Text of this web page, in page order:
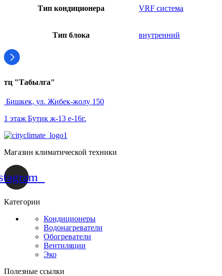
Тип кондиционера VRF система
Тип блока внутренний
тц "Табылга"
Бишкек, ул. Жибек-жолу 150
1 этаж Бутик ж-13 е-16г.
Магазин климатической техники
Категории
Кондиционеры
Водонагреватели
Обогреватели
Вентиляции
Эко
Полезные ссылки